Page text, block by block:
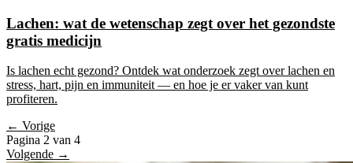
Lachen: wat de wetenschap zegt over het gezondste
gratis medicijn
Is lachen echt gezond? Ontdek wat onderzoek zegt over lachen en
stress, hart, pijn en immuniteit — en hoe je er vaker van kunt
profiteren.
← Vorige
Pagina 2 van 4
Volgende →